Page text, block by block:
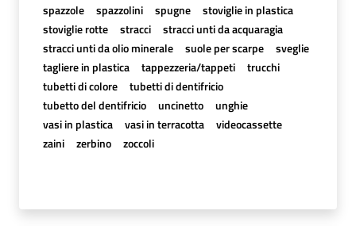
spazzole
spazzolini spugne
stoviglie in plastica
stoviglie rotte
stracci
stracci unti da acquaragia
stracci unti da olio minerale
suole per scarpe
sveglie
tagliere in plastica
tappezzeria/tappeti
trucchi
tubetti di colore
tubetti di dentifricio
tubetto del dentifricio
uncinetto
unghie
vasi in plastica
vasi in terracotta
videocassette
zaini
zerbino zoccoli